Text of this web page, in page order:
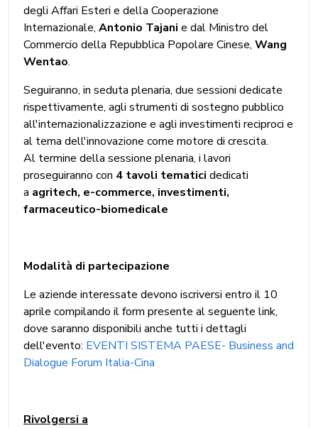
degli Affari Esteri e della Cooperazione
Internazionale, Antonio Tajani e dal Ministro del
Commercio della Repubblica Popolare Cinese, Wang
Wentao.
Seguiranno, in seduta plenaria, due sessioni dedicate
rispettivamente, agli strumenti di sostegno pubblico
all'internazionalizzazione e agli investimenti reciproci e
al tema dell'innovazione come motore di crescita.
Al termine della sessione plenaria, i lavori
proseguiranno con 4 tavoli tematici dedicati
a agritech, e-commerce, investimenti,
farmaceutico-biomedicale
Modalità di partecipazione
Le aziende interessate devono iscriversi entro il 10
aprile compilando il form presente al seguente link,
dove saranno disponibili anche tutti i dettagli
dell'evento: EVENTI SISTEMA PAESE- Business and
Dialogue Forum Italia-Cina
Rivolgersi a